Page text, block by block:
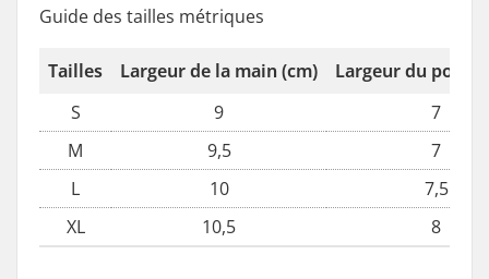
Guide des tailles métriques
Tailles Largeur de la main (cm)
Largeur du
S
9
7
M
9,5
7
L
10
7,5
XL
10,5 8